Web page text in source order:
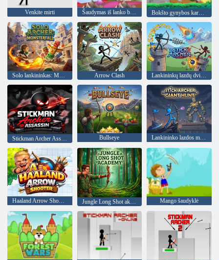
Venkite mirti Šaudymas iš lanko butelio Bokšto gynybos karalius
Solo lankininkas: Monsterfall Arrow Clash Lankininkų lazdų dvikova
Bullseye Lankininko lazdos milžinų medžioklė
Haaland Arrow Shooter Jungle Long Shot akademija Mango šaudyklė